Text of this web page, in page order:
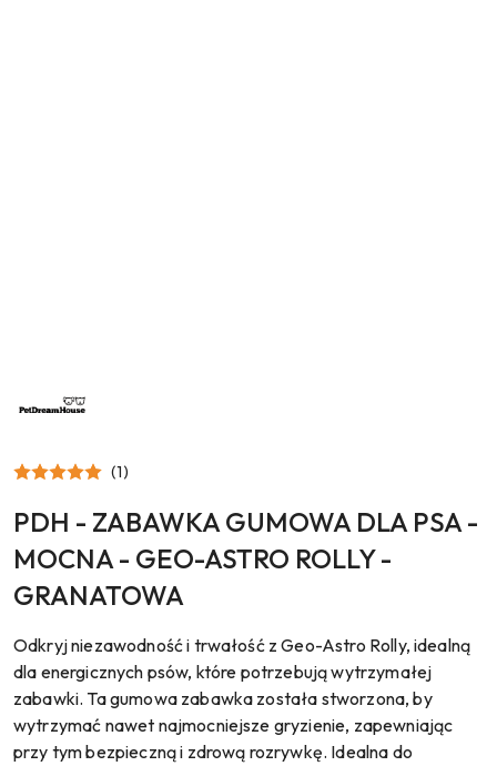
PRODUCENTA:
PET
(1)
PDH - ZABAWKA GUMOWA DLA PSA -
MOCNA - GEO-ASTRO ROLLY -
GRANATOWA
Odkryj niezawodność i trwałość z Geo-Astro Rolly, idealną
dla energicznych psów, które potrzebują wytrzymałej
zabawki. Ta gumowa zabawka została stworzona, by
wytrzymać nawet najmocniejsze gryzienie, zapewniając
przy tym bezpieczną i zdrową rozrywkę. Idealna do